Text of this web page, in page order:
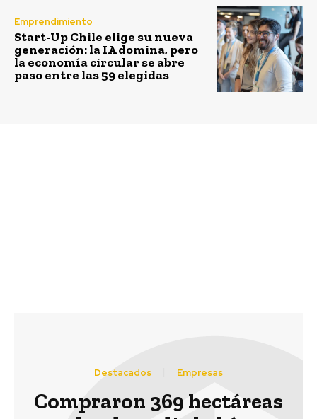
Emprendimiento
Start-Up Chile elige su nueva
generación: la IA domina, pero
la economía circular se abre
paso entre las 59 elegidas